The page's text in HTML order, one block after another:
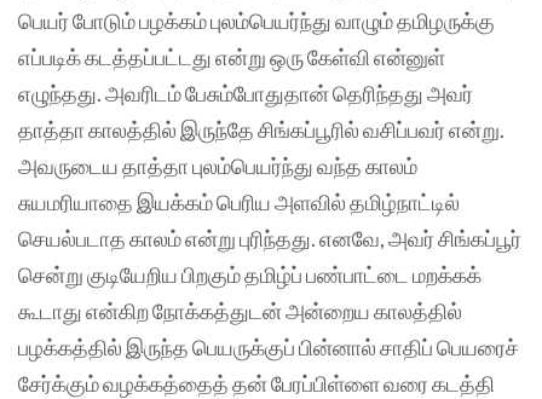
பெயர் போடும் பழக்கம் புலம்பெயர்ந்து வாழும் தமிழருக்கு
எப்படிக் கடத்தப்பட்டது என்று ஒரு கேள்வி என்னுள்
எழுந்தது. அவரிடம் பேசும்போதுதான் தெரிந்தது அவர்
தாத்தா காலத்தில் இருந்தே சிங்கப்பூரில் வசிப்பவர் என்று.
அவருடைய தாத்தா புலம்பெயர்ந்து வந்த காலம்
சுயமரியாதை இயக்கம் பெரிய அளவில் தமிழ்நாட்டில்
செயல்படாத காலம் என்று புரிந்தது. எனவே, அவர் சிங்கப்பூர்
சென்று குடியேறிய பிறகும் தமிழ்ப் பண்பாட்டை மறக்கக்
கூடாது என்கிற நோக்கத்துடன் அன்றைய காலத்தில்
பழக்கத்தில் இருந்த பெயருக்குப் பின்னால் சாதிப் பெயரைச்
சேர்க்கும் வழக்கத்தைத் தன் பேரப்பிள்ளை வரை கடத்தி